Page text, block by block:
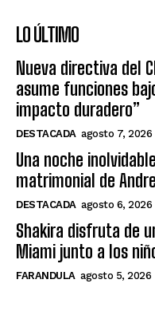
LO ÚLTIMO
Nueva directiva del
asume funciones
impacto duradero”
DESTACADA agosto 7, 2026
Una noche
matrimonial de
DESTACADA agosto 6, 2026
Shakira disfruta de
Miami junto a los
FARANDULA agosto 5, 2026